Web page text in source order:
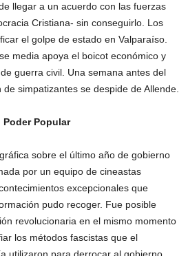
llegar a un acuerdo con las fuerzas
Cristiana- sin conseguirlo. Los
el golpe de estado en Valparaí­so.
media apoya el boicot económico y
guerra civil. Una semana antes del
simpatizantes se despide de Allende.
Poder Popular
sobre el último año de gobierno
por un equipo de cineastas
excepcionales que
pudo recoger. Fue posible
revolucionaria en el mismo momento
los métodos fascistas que el